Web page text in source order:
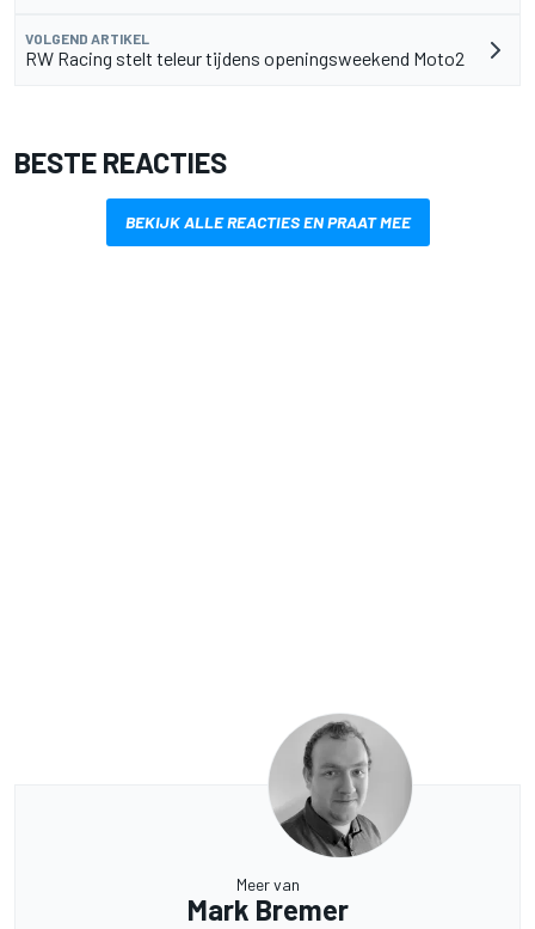
VOLGEND ARTIKEL
RW Racing stelt teleur tijdens openingsweekend Moto2
BESTE REACTIES
BEKIJK ALLE REACTIES EN PRAAT MEE
Meer van
Mark Bremer